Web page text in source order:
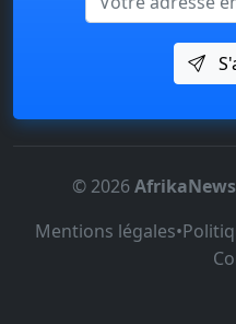
© 2026AfrikaNews
Mentions légales•